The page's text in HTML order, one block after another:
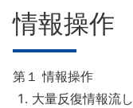
情報操作
第１ 情報操作
大量反復情報流し